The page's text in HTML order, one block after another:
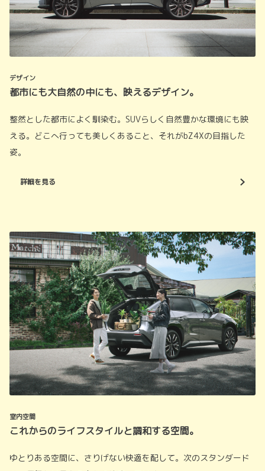
デザイン
都市にも大自然の中にも、映えるデザイン。
整然とした都市によく馴染む。SUVらしく自然豊かな環境にも映
える。どこへ行っても美しくあること、それがbZ4Xの目指した
姿。
詳細を見る
室内空間
これからのライフスタイルと調和する空間。
ゆとりある空間に、さりげない快適を配して。次のスタンダード